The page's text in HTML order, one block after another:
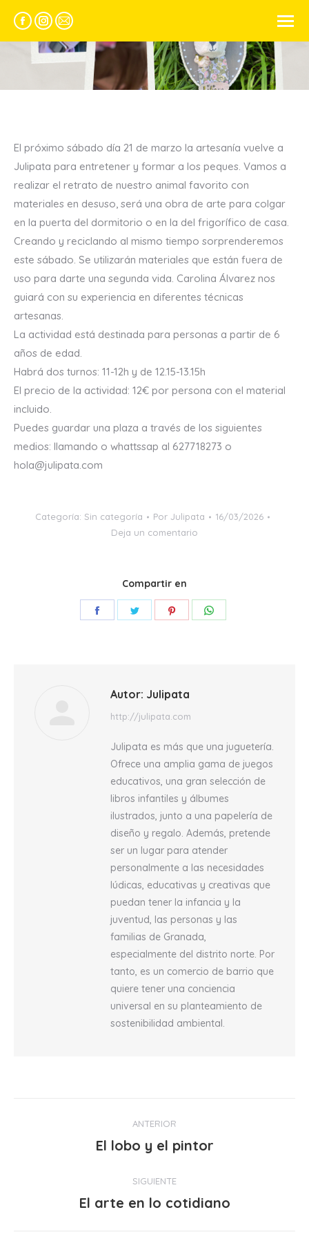
Facebook
page
opens
Instagram
page
opens
Mail
page
opens
Estás aquí:
El próximo sábado día 21 de marzo la artesanía vuelve a
Julipata para entretener y formar a los peques. Vamos a
realizar el retrato de nuestro animal favorito con
materiales en desuso, será una obra de arte para colgar
en la puerta del dormitorio o en la del frigorífico de casa.
Creando y reciclando al mismo tiempo sorprenderemos
este sábado. Se utilizarán materiales que están fuera de
uso para darte una segunda vida. Carolina Álvarez nos
guiará con su experiencia en diferentes técnicas
artesanas.
La actividad está destinada para personas a partir de 6
años de edad.
Habrá dos turnos: 11-12h y de 12.15-13.15h
El precio de la actividad: 12€ por persona con el material
incluido.
Puedes guardar una plaza a través de los siguientes
medios: llamando o whattssap al 627718273 o
hola@julipata.com
Categoría: Sin categoría Por Julipata
16/03/2026
Deja un comentario
Compartir en
Share
Share
Share
Autor: Julipata
http://julipata.com
Julipata es más que una juguetería.
Ofrece una amplia gama de juegos
educativos, una gran selección de
libros infantiles y álbumes
ilustrados, junto a una papelería de
diseño y regalo. Además, pretende
ser un lugar para atender
personalmente a las necesidades
lúdicas, educativas y creativas que
puedan tener la infancia y la
juventud, las personas y las
familias de Granada,
especialmente del distrito norte. Por
tanto, es un comercio de barrio que
quiere tener una conciencia
universal en su planteamiento de
sostenibilidad ambiental.
publicaciones
ANTERIOR
Publicación
El lobo y el pintor
SIGUIENTE
Publicación
El arte en lo cotidiano